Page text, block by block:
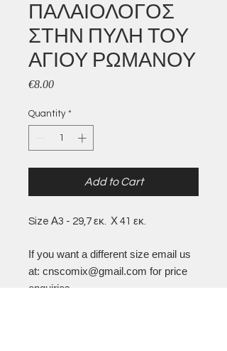
ΠΑΛΑΙΟΛΟΓΟΣ
ΣΤΗΝ ΠΥΛΗ ΤΟΥ
ΑΓΙΟΥ ΡΩΜΑΝΟΥ
€8.00Price
Quantity *
Add to Cart
Size Α3 - 29,7 εκ. Χ 41 εκ.
If you want a different size email us
at: cnscomix@gmail.com for price
enquiries.